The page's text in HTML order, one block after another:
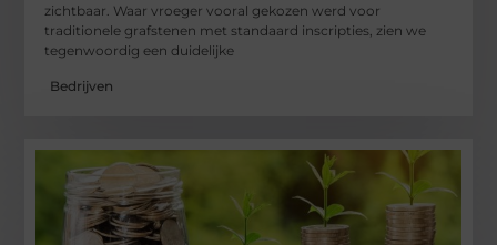
zichtbaar. Waar vroeger vooral gekozen werd voor
traditionele grafstenen met standaard inscripties, zien we
tegenwoordig een duidelijke
Bedrijven